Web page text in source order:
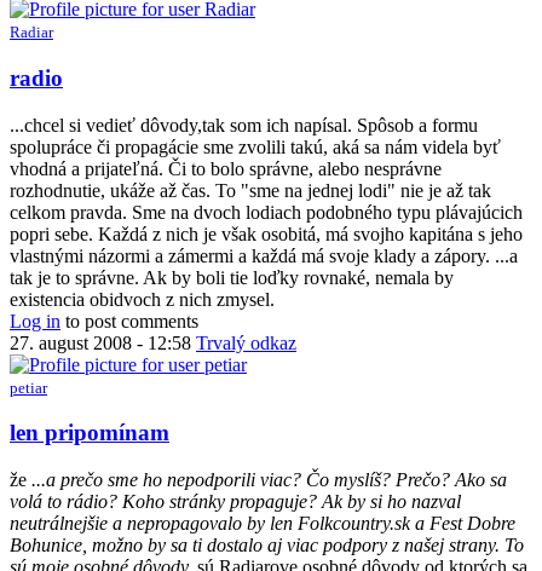
Radiar
In
reply
hm,
nerozumiem.
som
myslel,
by
Anonymný
(bez
overenia)
radio
...chcel si vedieť dôvody,tak som ich napísal. Spôsob a formu
spolupráce či propagácie sme zvolili takú, aká sa nám videla byť
vhodná a prijateľná. Či to bolo správne, alebo nesprávne
rozhodnutie, ukáže až čas. To "sme na jednej lodi" nie je až tak
celkom pravda. Sme na dvoch lodiach podobného typu plávajúcich
popri sebe. Každá z nich je však osobitá, má svojho kapitána s jeho
vlastnými názormi a zámermi a každá má svoje klady a zápory. ...a
tak je to správne. Ak by boli tie loďky rovnaké, nemala by
existencia obidvoch z nich zmysel.
Log in to post comments
27. august 2008 - 12:58 Trvalý odkaz
petiar
In
reply
to
hmmm
by
Radiar
len pripomínam
že ...a prečo sme ho nepodporili viac? Čo myslíš? Prečo? Ako sa
volá to rádio? Koho stránky propaguje? Ak by si ho nazval
neutrálnejšie a nepropagovalo by len Folkcountry.sk a Fest Dobre
Bohunice, možno by sa ti dostalo aj viac podpory z našej strany. To